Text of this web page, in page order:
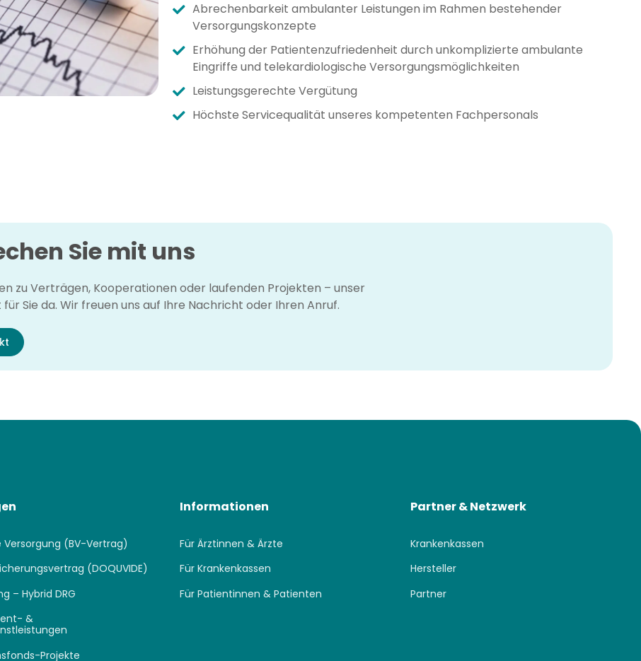
Abrechenbarkeit ambulanter Leistungen im Rahmen bestehender
Versorgungskonzepte
Erhöhung der Patientenzufriedenheit durch unkomplizierte ambulante
Eingriffe und telekardiologische Versorgungsmöglichkeiten
Leistungsgerechte Vergütung
Höchste Servicequalität unseres kompetenten Fachpersonals
Sie mit uns
zu Verträgen, Kooperationen oder laufenden Projekten – unser
für Sie da. Wir freuen uns auf Ihre Nachricht oder Ihren Anruf.
Informationen Partner & Netzwerk
Versorgung (BV-Vertrag)
(DOQUVIDE)
– Hybrid DRG
&
Projekte
Für Ärztinnen & Ärzte
Für Krankenkassen
Für Patientinnen & Patienten
Krankenkassen
Hersteller
Partner